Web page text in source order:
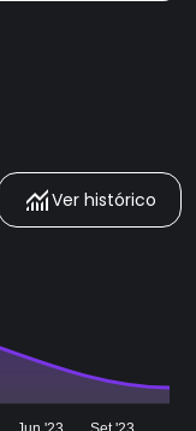
Ver histórico